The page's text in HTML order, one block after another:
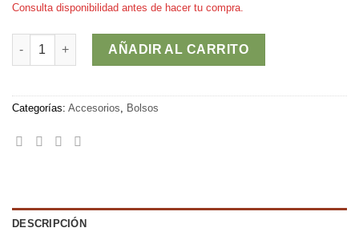
Consulta disponibilidad antes de hacer tu compra.
Mini tote bag BANGUI cantidad
AÑADIR AL CARRITO
Categorías: Accesorios Bolsos
DESCRIPCIÓN